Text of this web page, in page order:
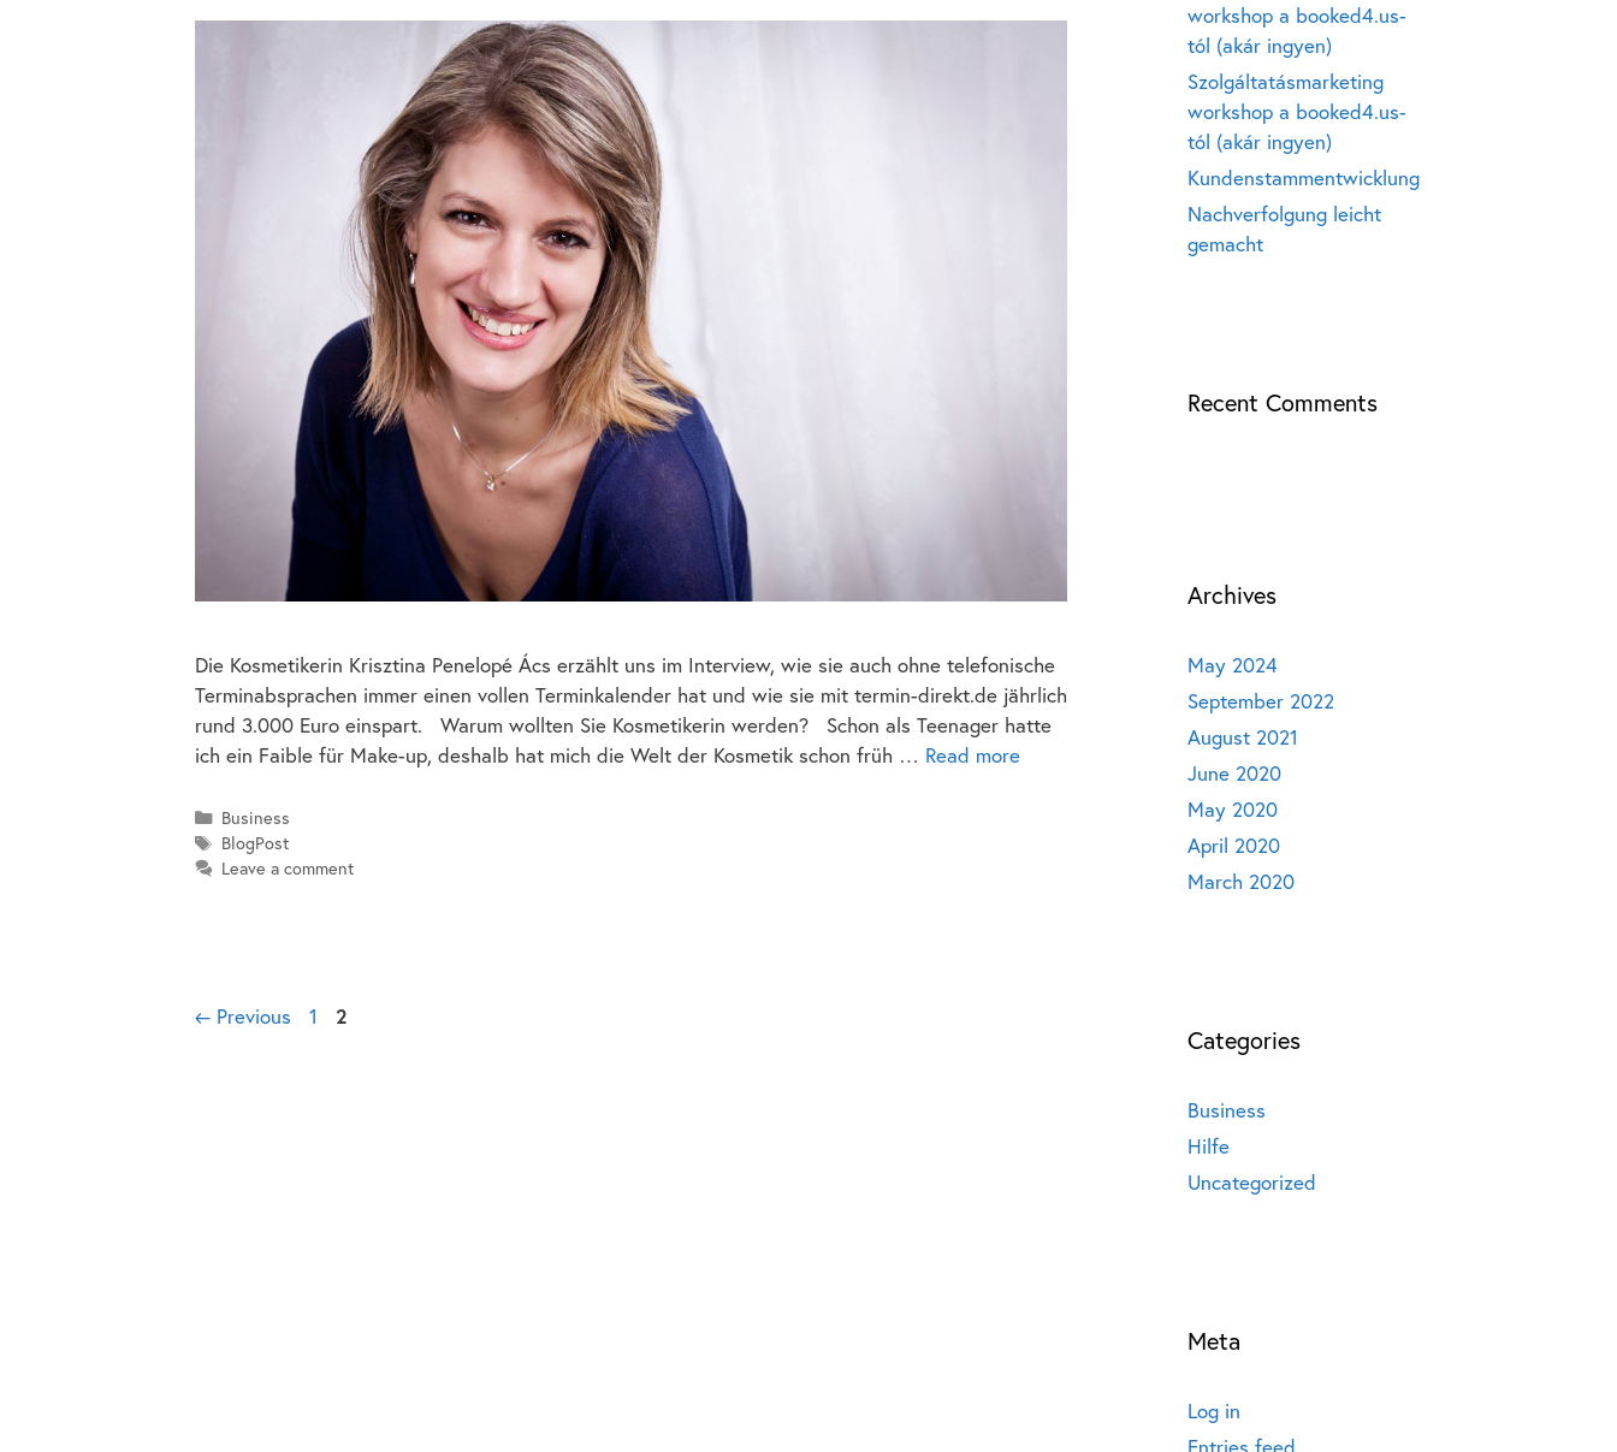
Die Kosmetikerin Krisztina Penelopé Ács erzählt uns im Interview, wie sie auch ohne telefonische
Terminabsprachen immer einen vollen Terminkalender hat und wie sie mit termin-direkt.de jährlich
rund 3.000 Euro einspart. Warum wollten Sie Kosmetikerin werden? Schon als Teenager hatte
ich ein Faible für Make-up, deshalb hat mich die Welt der Kosmetik schon früh … Read more
Business
BlogPost
Leave a comment
← Previous 1 2
workshop a booked4.us-
tól (akár ingyen)
Szolgáltatásmarketing
workshop a booked4.us-
tól (akár ingyen)
Kundenstammentwicklung
Nachverfolgung leicht
gemacht
Recent Comments
Archives
May 2024
September 2022
August 2021
June 2020
May 2020
April 2020
March 2020
Categories
Business
Hilfe
Uncategorized
Meta
Log in